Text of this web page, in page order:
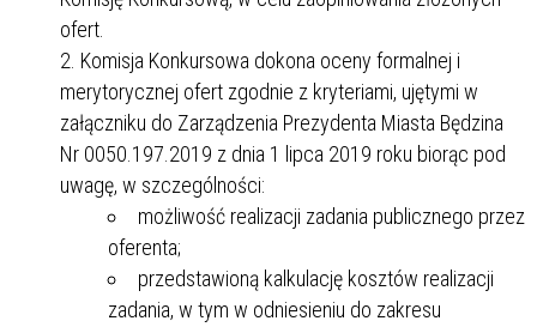
ofert.
Komisja Konkursowa dokona oceny formalnej i
merytorycznej ofert zgodnie z kryteriami, ujętymi w
załączniku do Zarządzenia Prezydenta Miasta Będzina
Nr 0050.197.2019 z dnia 1 lipca 2019 roku biorąc pod
uwagę, w szczególności:
możliwość realizacji zadania publicznego przez
oferenta;
przedstawioną kalkulację kosztów realizacji
zadania, w tym w odniesieniu do zakresu